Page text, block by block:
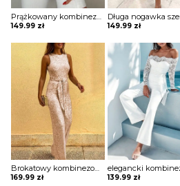
Prążkowany kombinezon z zamkiem przodu Zvonka
149.99 zł 149.99 zł
Brokatowy kombinezon bez rękawów z okrągłym dekoltem i cekinami Tammera
169.99 zł 139.99 zł